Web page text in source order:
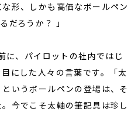
形、しかも高価なボールペン
だろうか？ 」
、パイロットの社内ではじ
にした人々の言葉です。「太
いうボールペンの登場は、そ
今でこそ太軸の筆記具は珍し